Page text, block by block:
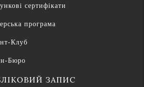
сертифікати
програма
Клуб
Бюро
ЗАПИС